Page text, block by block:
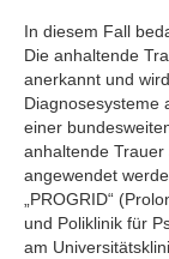
In diesem Fall
Die anhaltende
anerkannt und
Diagnosesysteme
einer
anhaltende
angewendet
„PROGRID“
und Poliklinik für
am